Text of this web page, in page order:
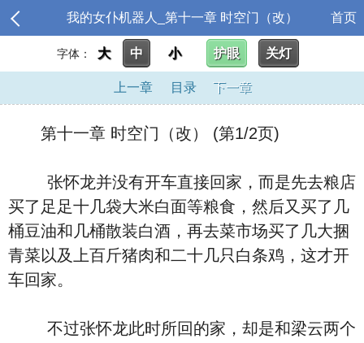
我的女仆机器人_第十一章 时空门（改） 首页
字体： 大 中 小 护眼 关灯
上一章 目录 下一章
第十一章 时空门（改） (第1/2页)
张怀龙并没有开车直接回家，而是先去粮店
买了足足十几袋大米白面等粮食，然后又买了几
桶豆油和几桶散装白酒，再去菜市场买了几大捆
青菜以及上百斤猪肉和二十几只白条鸡，这才开
车回家。
不过张怀龙此时所回的家，却是和梁云两个